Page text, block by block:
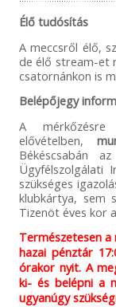
Élő tudósítás
A meccsről élő,
de élő stream-et
csatornánkon is
Belépőjegy
A mérkőzésre
elővételben,
Békéscsabán
Ügyfélszolgálati
szükséges
klubkártya, sem
Tizenöt éves kor
Természetesen a
hazai pénztár
órakor nyit. A
ki- és belépni a
ugyanúgy